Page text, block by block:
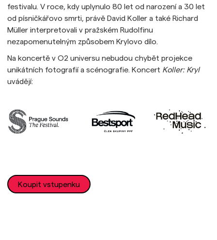
festivalu. V roce, kdy uplynulo 80 let od narození a 30 let
od písničkářovo smrti, právě David Koller a také Richard
Müller interpretovali v pražském Rudolfinu
nezapomenutelným způsobem Krylovo dílo.
Na koncertě v O2 universu nebudou chybět projekce
unikátních fotografií a scénografie. Koncert Koller: Kryl
uvádějí:
Koupit vstupenku